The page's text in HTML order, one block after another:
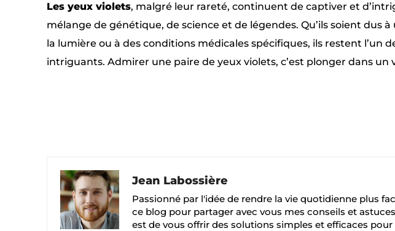
Les yeux violets, malgré leur rareté, continuent de captiver et
mélange de génétique, de science et de légendes. Qu’ils soient dus
la lumière ou à des conditions médicales spécifiques, ils restent l’un
intriguants. Admirer une paire de yeux violets, c’est plonger dans
Jean Labossière
Passionné par l'idée de rendre la vie quotidienne plus
ce blog pour partager avec vous mes conseils et
est de vous offrir des solutions simples et efficaces